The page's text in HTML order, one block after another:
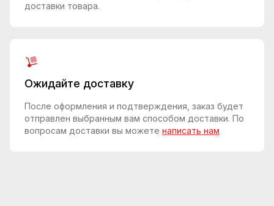
доставки товара.
Ожидайте доставку
После оформления и подтверждения, заказ будет
отправлен выбранным вам способом доставки. По
вопросам доставки вы можете написать нам